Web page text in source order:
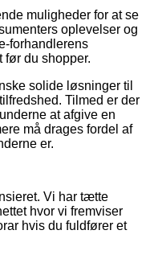
muligheder for at se
oplevelser og
forhandlerens
før du shopper.
solide løsninger til
Tilmed er der
at afgive en
må drages fordel af
er.
Vi har tætte
hvor vi fremviser
hvis du fuldfører et